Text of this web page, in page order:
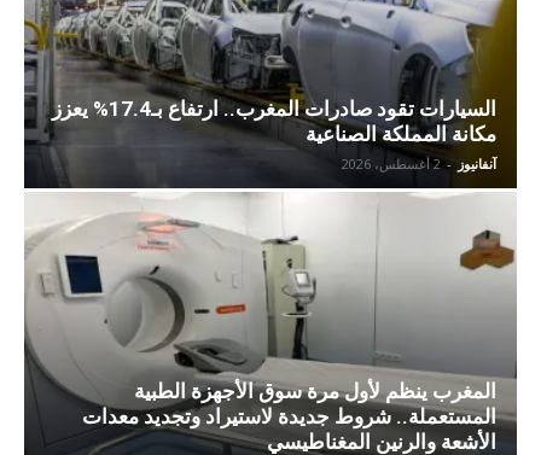
السيارات تقود صادرات المغرب.. ارتفاع بـ17.4% يعزز
مكانة المملكة الصناعية
آنفانيوز - 2 أغسطس، 2026
المغرب ينظم لأول مرة سوق الأجهزة الطبية
المستعملة.. شروط جديدة لاستيراد وتجديد معدات
الأشعة والرنين المغناطيسي